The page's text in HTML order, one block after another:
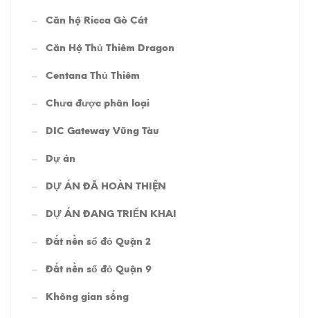
Căn hộ Ricca Gò Cát
Căn Hộ Thủ Thiêm Dragon
Centana Thủ Thiêm
Chưa được phân loại
DIC Gateway Vũng Tàu
Dự án
DỰ ÁN ĐÃ HOÀN THIỆN
DỰ ÁN ĐANG TRIỂN KHAI
Đất nền sổ đỏ Quận 2
Đất nền sổ đỏ Quận 9
Không gian sống